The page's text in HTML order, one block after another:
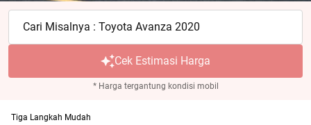
Cari Misalnya : Toyota Avanza 2020
Cek Estimasi Harga
* Harga tergantung kondisi mobil
Tiga Langkah Mudah